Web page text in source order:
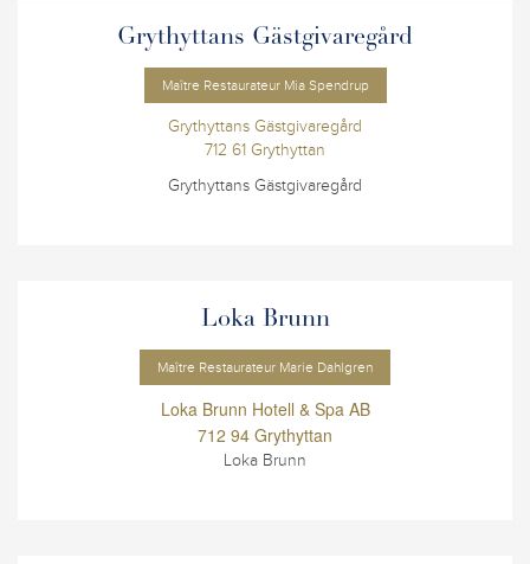
Grythyttans Gästgivaregård
Maître Restaurateur Mia Spendrup
Grythyttans Gästgivaregård
712 61 Grythyttan
Grythyttans Gästgivaregård
Loka Brunn
Maître Restaurateur Marie Dahlgren
Loka Brunn Hotell & Spa AB
712 94 Grythyttan
Loka Brunn